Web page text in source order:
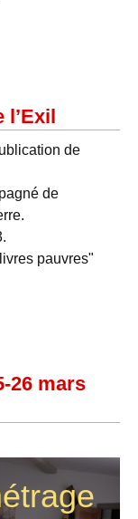
l’Exil
de
de
pauvres"
26 mars